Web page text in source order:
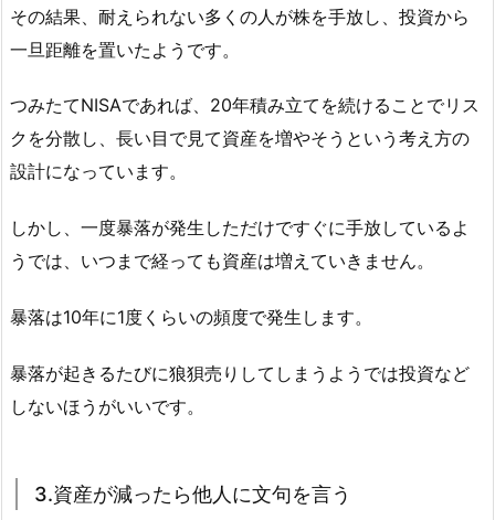
その結果、耐えられない多くの人が株を手放し、投資から
一旦距離を置いたようです。
つみたてNISAであれば、20年積み立てを続けることでリス
クを分散し、長い目で見て資産を増やそうという考え方の
設計になっています。
しかし、一度暴落が発生しただけですぐに手放しているよ
うでは、いつまで経っても資産は増えていきません。
暴落は10年に1度くらいの頻度で発生します。
暴落が起きるたびに狼狽売りしてしまうようでは投資など
しないほうがいいです。
3.資産が減ったら他人に文句を言う